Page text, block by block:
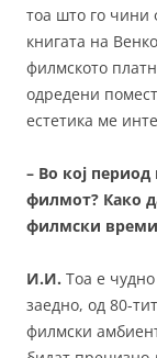
тоа што го чини
книгата на
филмското
одредени
естетика ме
– Во кој
филмот? Како
филмски
И.И. Тоа е
заедно, од 80-
филмски